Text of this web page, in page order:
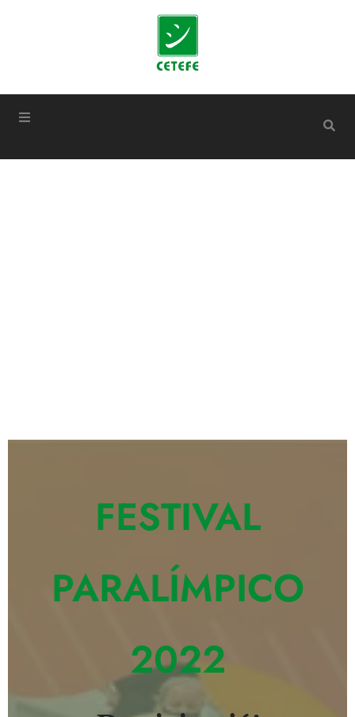
FESTIVAL
PARALÍMPICO
2022